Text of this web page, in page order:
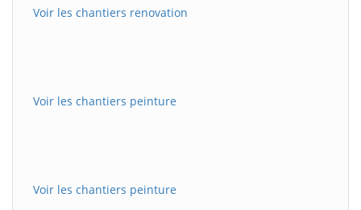
Voir les chantiers renovation
Voir les chantiers peinture
Voir les chantiers peinture